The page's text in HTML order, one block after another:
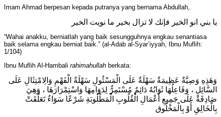
Imam Ahmad berpesan kepada putranya yang bernama Abdullah,
يا بني انو الخير فإنك لا تزال بخير ما نويت الخير
“Wahai anakku, berniatlah yang baik sesungguhnya engkau senantiasa
baik selama engkau berniat baik.” (al-Adab al-Syar’iyyah, Ibnu Muflih:
1/104)
Ibnu Muflih Al-Hambali rahimahullah berkata:
وَهَذِهِ وَصِيَّةٌ عَظِيمَةٌ سَهْلَةٌ عَلَى الْمَسْئُولِ سَهْلَةُ الْفَهْمِ وَالِامْتِثَالِ عَلَى
السَّائِلِ ، وَفَاعِلُهَا ثَوَابُهُ دَائِمٌ مُسْتَمِرٌّ لِدَوَامِهَا وَاسْتِمْرَارَهَا ، وَهِيَ
صَادِقَةٌ عَلَى جَمِيعِ أَعْمَالِ الْقُلُوبِ الْمَطْلُوبَةِ شَرْعًا سَوَاءٌ تَعَلَّقَتْ
بِالْخَالِقِ أَوْ بِالْمَخْلُوق